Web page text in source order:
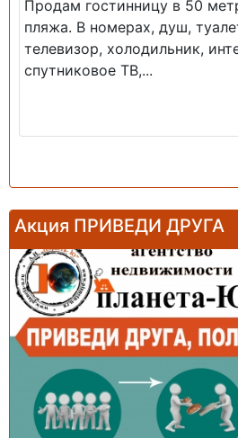
Продам гостинницу в 50
пляжа. В номерах, душ,
телевизор, холодильник,
спутниковое ТВ,...
Акция ПРИВЕДИ ДРУГА